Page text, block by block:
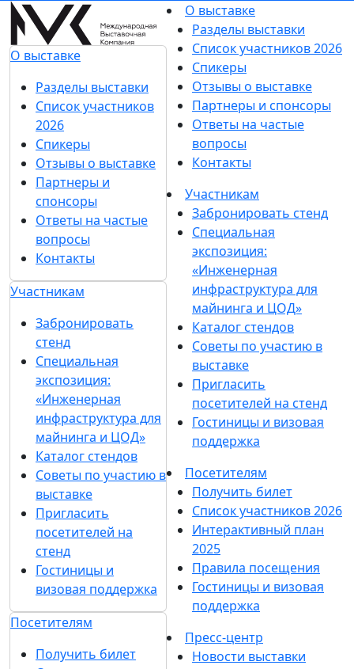
О выставке
Разделы выставки
Список участников
2026
Спикеры
Отзывы о выставке
Партнеры и
спонсоры
Ответы на частые
вопросы
Контакты
Участникам
Забронировать
стенд
Специальная
экспозиция:
«Инженерная
инфраструктура для
майнинга и ЦОД»
Каталог стендов
Советы по участию в
выставке
Пригласить
посетителей на
стенд
Гостиницы и
визовая поддержка
Посетителям
Получить билет
О выставке
Разделы выставки
Список участников 2026
Спикеры
Отзывы о выставке
Партнеры и спонсоры
Ответы на частые
вопросы
Контакты
Участникам
Забронировать стенд
Специальная
экспозиция:
«Инженерная
инфраструктура для
майнинга и ЦОД»
Каталог стендов
Советы по участию в
выставке
Пригласить
посетителей на стенд
Гостиницы и визовая
поддержка
Посетителям
Получить билет
Список участников 2026
Интерактивный план
2025
Правила посещения
Гостиницы и визовая
поддержка
Пресс-центр
Новости выставки